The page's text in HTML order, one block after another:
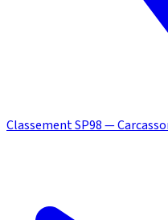
Classement SP98 —